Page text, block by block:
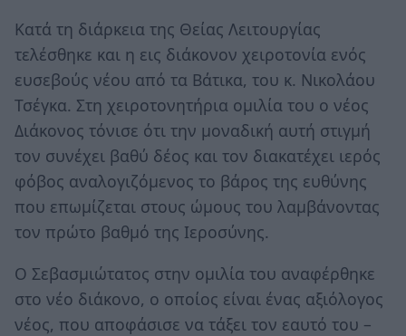
Κατά τη διάρκεια της Θείας Λειτουργίας
τελέσθηκε και η εις διάκονον χειροτονία ενός
ευσεβούς νέου από τα Βάτικα, του κ. Νικολάου
Τσέγκα. Στη χειροτονητήρια ομιλία του ο νέος
Διάκονος τόνισε ότι την μοναδική αυτή στιγμή
τον συνέχει βαθύ δέος και τον διακατέχει ιερός
φόβος αναλογιζόμενος το βάρος της ευθύνης
που επωμίζεται στους ώμους του λαμβάνοντας
τον πρώτο βαθμό της Ιεροσύνης.
Ο Σεβασμιώτατος στην ομιλία του αναφέρθηκε
στο νέο διάκονο, ο οποίος είναι ένας αξιόλογος
νέος, που αποφάσισε να τάξει τον εαυτό του –